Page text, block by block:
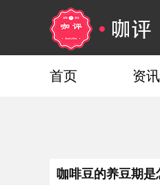
首页 资讯
咖啡豆的养豆期